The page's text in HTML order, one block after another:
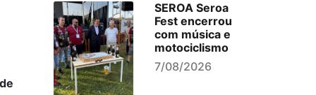
SEROA Seroa
Fest encerrou
com música e
motociclismo
7/08/2026